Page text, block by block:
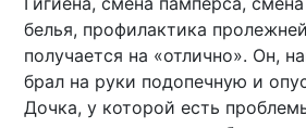
белья, профилактика
получается на «отлично». Он,
брал на руки подопечную и
Дочка, у которой есть